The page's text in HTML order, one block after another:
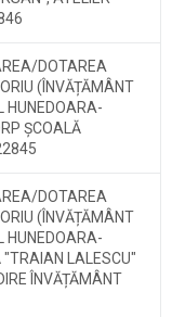
DOTAREA
(ÎNVĂȚĂMÂNT
HUNEDOARA-
ȘCOALĂ
DOTAREA
(ÎNVĂȚĂMÂNT
HUNEDOARA-
"TRAIAN LALESCU"
ÎNVĂȚĂMÂNT